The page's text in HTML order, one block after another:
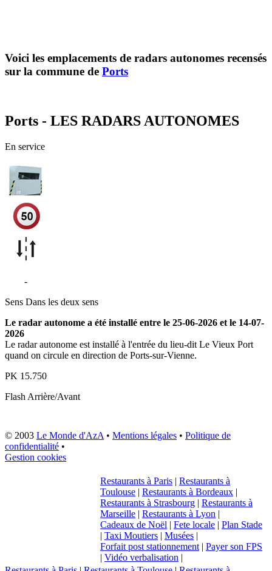
Voici les emplacements de radars autonomes recensés
sur la commune de Ports
Ports - LES RADARS AUTONOMES
En service
-
Sens Dans les deux sens
Le radar autonome a été installé entre le 25-06-2026 et le 14-07-
2026
Le radar autonome est installé à l'entrée du lieu-dit Le Vieux Port
quand on circule en direction de Ports-sur-Vienne.
PK 15.750
Flash Arrière/Avant
© 2003 Le Monde d'AzA • Mentions légales • Politique de
confidentialité •
Gestion cookies
Restaurants à Paris | Restaurants à
Toulouse | Restaurants à Bordeaux |
Restaurants à Strasbourg | Restaurants à
Marseille | Restaurants à Lyon |
Cadeaux de Noël | Fete locale | Plan Stade
| Taxi Moutiers | Musées |
Forfait post stationnement | Payer son FPS
| Vidéo verbalisation |